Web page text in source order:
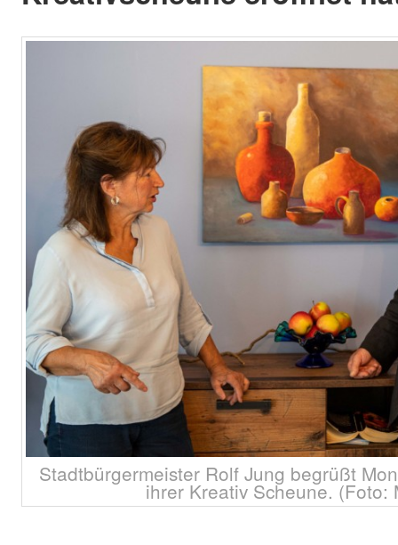
Stadtbürgermeister Rolf Jung begrüßt
ihrer Kreativ Scheune. (Foto: